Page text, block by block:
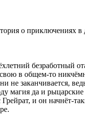
о приключениях в
безработный
в общем-то
не заканчивается,
магия да и
и он начнёт-